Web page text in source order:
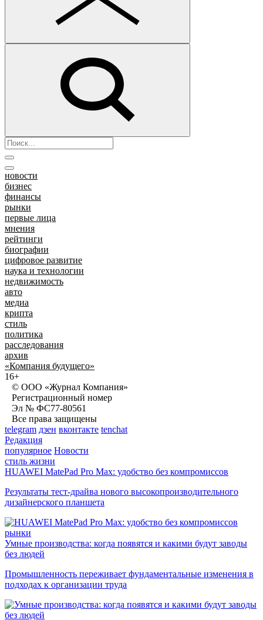
новости
бизнес
финансы
рынки
первые лица
мнения
рейтинги
биографии
цифровое развитие
наука и технологии
недвижимость
авто
медиа
крипта
стиль
политика
расследования
архив
«Компания будущего»
16+
© ООО «Журнал Компания»
Регистрационный номер
Эл № ФС77-80561
Все права защищены
telegram дзен вконтакте tenchat
Редакция
популярное Новости
стиль жизни
HUAWEI MatePad Pro Max: удобство без компромиссов
Результаты тест-драйва нового высокопроизводительного
дизайнерского планшета
рынки
Умные производства: когда появятся и какими будут заводы
без людей
Промышленность переживает фундаментальные изменения в
подходах к организации труда